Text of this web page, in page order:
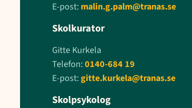
E-post: malin.g.palm@tranas.se
Skolkurator
Gitte Kurkela
Telefon:0140-684 19
E-post:gitte.kurkela@tranas.se
Skolpsykolog